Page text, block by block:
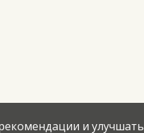
и улучшать